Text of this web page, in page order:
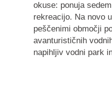
okuse: ponuja
rekreacijo. Na novo
peščenimi območji
avanturističnih
napihljiv vodni park